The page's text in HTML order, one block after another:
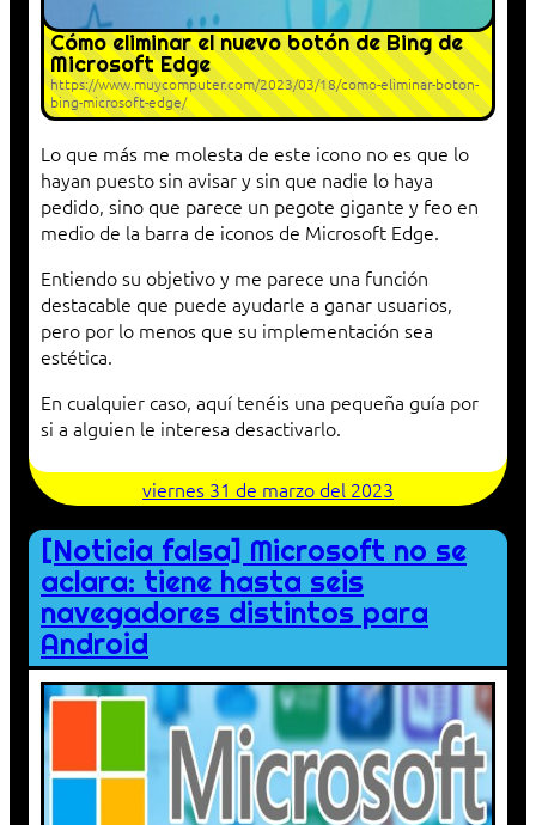
Cómo eliminar el nuevo botón de Bing de
Microsoft Edge
https://www.muycomputer.com/2023/03/18/como-eliminar-boton-
bing-microsoft-edge/
Lo que más me molesta de este icono no es que lo
hayan puesto sin avisar y sin que nadie lo haya
pedido, sino que parece un pegote gigante y feo en
medio de la barra de iconos de Microsoft Edge.
Entiendo su objetivo y me parece una función
destacable que puede ayudarle a ganar usuarios,
pero por lo menos que su implementación sea
estética.
En cualquier caso, aquí tenéis una pequeña guía por
si a alguien le interesa desactivarlo.
viernes 31 de marzo del 2023
[Noticia falsa] Microsoft no se
aclara: tiene hasta seis
navegadores distintos para
Android